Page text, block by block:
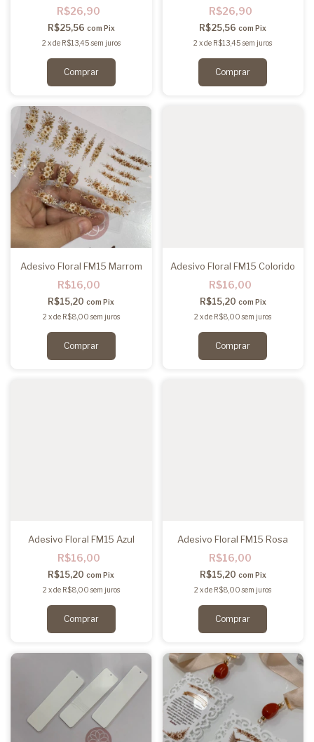
mod02
R$26,90
R$25,56 com Pix
2 xde R$13,45 sem juros
mod01
R$26,90
R$25,56com Pix
2 xde R$13,45 sem juros
Adesivo Floral FM15 Marrom
R$16,00
R$15,20com Pix
2 xde R$8,00 sem juros
Adesivo Floral FM15 Colorido
R$16,00
R$15,20 com Pix
2 xde R$8,00 sem juros
Adesivo Floral FM15 Azul
R$16,00
R$15,20com Pix
2 xde R$8,00 sem juros
Adesivo Floral FM15 Rosa
R$16,00
R$15,20 com Pix
2 xde R$8,00 sem juros